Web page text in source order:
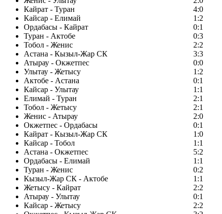
Кайрат - Туран
4:0
Кайсар - Елимай
1:2
Ордабасы - Кайрат
0:1
Туран - Актобе
0:3
Тобол - Женис
2:2
Астана - Кызыл-Жар СК
3:3
Атырау - Окжетпес
0:0
Улытау - Жетысу
1:2
Актобе - Астана
0:1
Кайсар - Улытау
1:1
Елимай - Туран
2:1
Тобол - Жетысу
2:1
Женис - Атырау
2:0
Окжетпес - Ордабасы
0:1
Кайрат - Кызыл-Жар СК
1:0
Кайсар - Тобол
1:1
Астана - Окжетпес
5:2
Ордабасы - Елимай
1:1
Туран - Женис
0:2
Кызыл-Жар СК - Актобе
1:1
Жетысу - Кайрат
2:2
Атырау - Улытау
0:1
Кайсар - Жетысу
2:2